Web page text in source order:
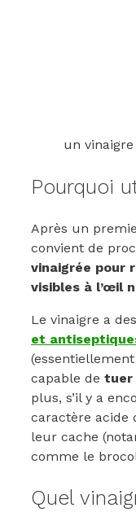
un
Pourquoi
Après un
convient de
vinaigrée pour
visibles à l’œil
Le vinaigre a des
et
capable de tuer
plus, s’il y a
caractère acide
leur cache
comme le
Quel